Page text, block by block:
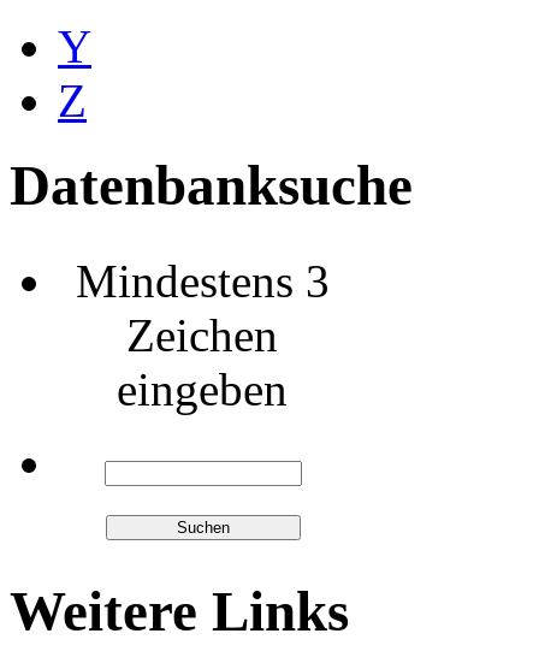
Y
Z
Datenbanksuche
Mindestens 3
Zeichen
eingeben
Weitere Links